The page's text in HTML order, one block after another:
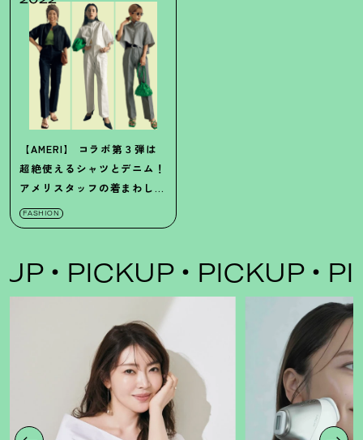
【AMERI】
コラボ第３弾は
超絶使えるシャツとデニム！
アメリスタッフの着まわし
SNAP
FASHION
PICKUP PICKUP